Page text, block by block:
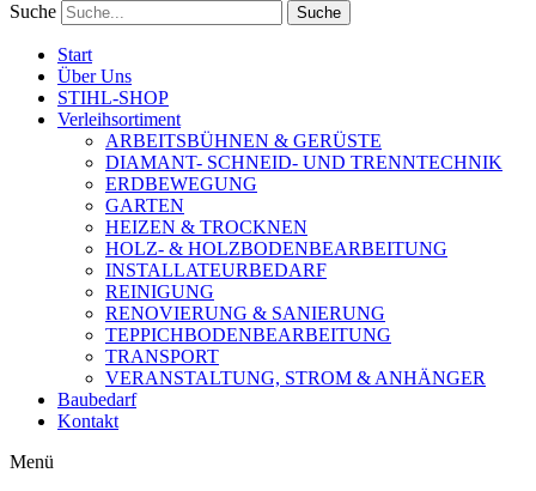
Suche
Suche
Start
Über Uns
STIHL-SHOP
Verleihsortiment
ARBEITSBÜHNEN & GERÜSTE
DIAMANT- SCHNEID- UND TRENNTECHNIK
ERDBEWEGUNG
GARTEN
HEIZEN & TROCKNEN
HOLZ- & HOLZBODENBEARBEITUNG
INSTALLATEURBEDARF
REINIGUNG
RENOVIERUNG & SANIERUNG
TEPPICHBODENBEARBEITUNG
TRANSPORT
VERANSTALTUNG, STROM & ANHÄNGER
Baubedarf
Kontakt
Menü